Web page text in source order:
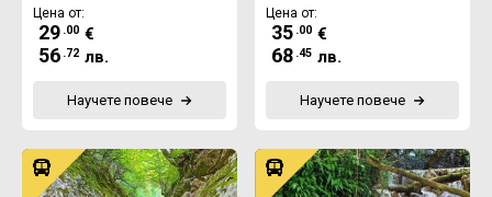
Цена от:
29 .00 €
56 .72 лв.
Научете повече
Цена от:
35 .00 €
68 .45 лв.
Научете повече